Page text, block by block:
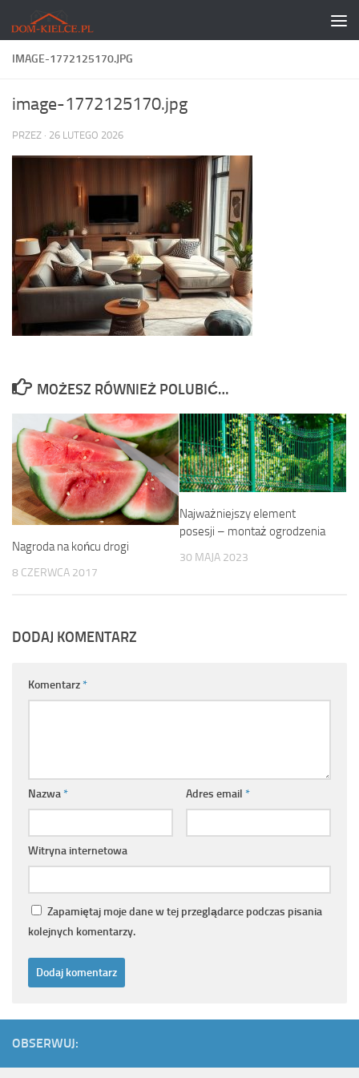
Skip to content
IMAGE-1772125170.JPG
image-1772125170.jpg
PRZEZ · 26 LUTEGO 2026
MOŻESZ RÓWNIEŻ POLUBIĆ…
Nagroda na końcu drogi
8 CZERWCA 2017
Najważniejszy element
posesji – montaż ogrodzenia
30 MAJA 2023
DODAJ KOMENTARZ
Komentarz*
Nazwa* Adres email *
Witryna internetowa
Zapamiętaj moje dane w tej przeglądarce podczas pisania
kolejnych komentarzy.
OBSERWUJ: